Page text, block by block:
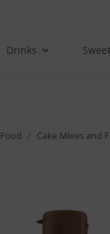
Drinks
Food Cake Mixes and